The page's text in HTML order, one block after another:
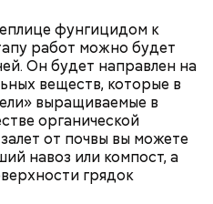
фунгицидом к
работ можно будет
Он будет направлен на
веществ, которые в
выращиваемые в
органической
от почвы вы можете
навоз или компост, а
грядок
огромное количество
головокружение,
состояния, —